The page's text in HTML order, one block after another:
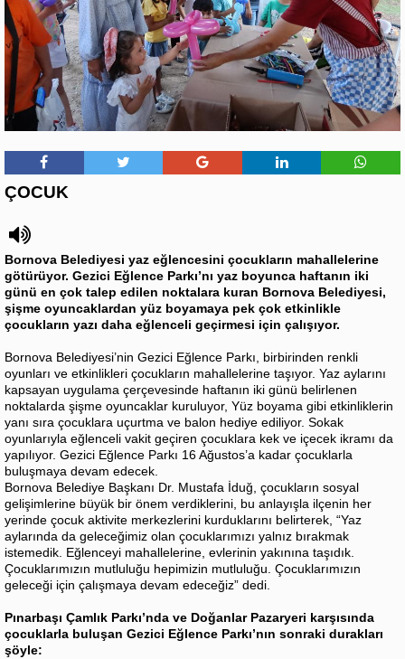
ÇOCUK
Bornova Belediyesi yaz eğlencesini çocukların mahallelerine
götürüyor. Gezici Eğlence Parkı’nı yaz boyunca haftanın iki
günü en çok talep edilen noktalara kuran Bornova Belediyesi,
şişme oyuncaklardan yüz boyamaya pek çok etkinlikle
çocukların yazı daha eğlenceli geçirmesi için çalışıyor.
Bornova Belediyesi’nin Gezici Eğlence Parkı, birbirinden renkli
oyunları ve etkinlikleri çocukların mahallelerine taşıyor. Yaz aylarını
kapsayan uygulama çerçevesinde haftanın iki günü belirlenen
noktalarda şişme oyuncaklar kuruluyor, Yüz boyama gibi etkinliklerin
yanı sıra çocuklara uçurtma ve balon hediye ediliyor. Sokak
oyunlarıyla eğlenceli vakit geçiren çocuklara kek ve içecek ikramı da
yapılıyor. Gezici Eğlence Parkı 16 Ağustos’a kadar çocuklarla
buluşmaya devam edecek.
Bornova Belediye Başkanı Dr. Mustafa İduğ, çocukların sosyal
gelişimlerine büyük bir önem verdiklerini, bu anlayışla ilçenin her
yerinde çocuk aktivite merkezlerini kurduklarını belirterek, “Yaz
aylarında da geleceğimiz olan çocuklarımızı yalnız bırakmak
istemedik. Eğlenceyi mahallelerine, evlerinin yakınına taşıdık.
Çocuklarımızın mutluluğu hepimizin mutluluğu. Çocuklarımızın
geleceği için çalışmaya devam edeceğiz” dedi.
Pınarbaşı Çamlık Parkı’nda ve Doğanlar Pazaryeri karşısında
çocuklarla buluşan Gezici Eğlence Parkı’nın sonraki durakları
şöyle: